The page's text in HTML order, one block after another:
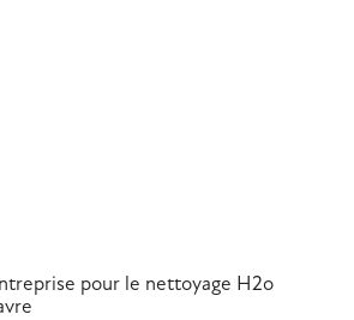
pour le nettoyage H2o